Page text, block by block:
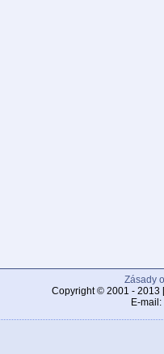
Zásady
Copyright © 2001 - 2013
E-mail: